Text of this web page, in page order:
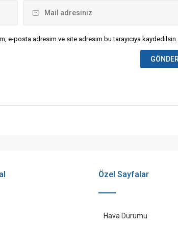
e-posta adresim ve site adresim bu tarayıcıya kaydedilsin.
Özel Sayfalar
Hava Durumu